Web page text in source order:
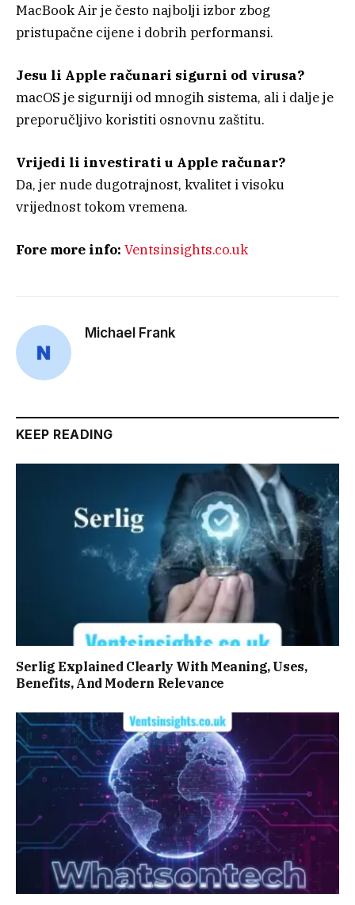
MacBook Air je često najbolji izbor zbog
pristupačne cijene i dobrih performansi.
Jesu li Apple računari sigurni od virusa?
macOS je sigurniji od mnogih sistema, ali i dalje je
preporučljivo koristiti osnovnu zaštitu.
Vrijedi li investirati u Apple računar?
Da, jer nude dugotrajnost, kvalitet i visoku
vrijednost tokom vremena.
Fore more info: Ventsinsights.co.uk
Michael Frank
KEEP READING
Serlig Explained Clearly With Meaning, Uses,
Benefits, And Modern Relevance